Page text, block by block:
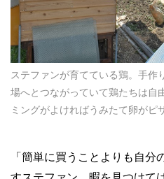
ステファンが育てている鶏。手作
場へとつながっていて鶏たちは自
ミングがよければうみたて卵がピ
「簡単に買うことよりも自